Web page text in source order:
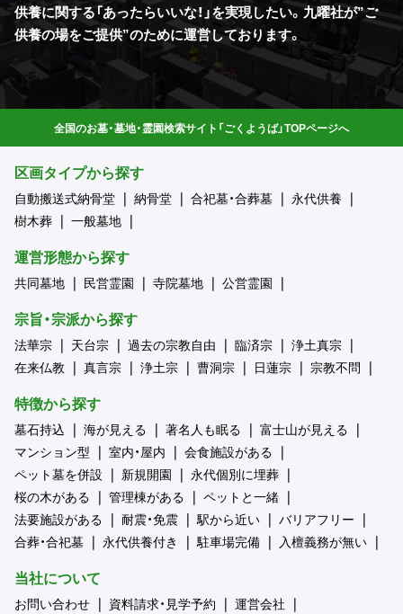
供養に関する「あったらいいな！」を実現したい。九曜社が”ご
供養の場をご提供”のために運営しております。
全国のお墓・墓地・霊園検索サイト「ごくようば」TOPページへ
区画タイプから探す
自動搬送式納骨堂 納骨堂 合祀墓・合葬墓
永代供養
樹木葬
一般墓地
運営形態から探す
共同墓地 民営霊園 寺院墓地 公営霊園
宗旨・宗派から探す
法華宗 天台宗 過去の宗教自由 臨済宗
浄土真宗
在来仏教
真言宗 浄土宗 曹洞宗 日蓮宗 宗教不問
特徴から探す
墓石持込 海が見える 著名人も眠る
富士山が見える
マンション型
室内・屋内
会食施設がある
ペット墓を併設
新規開園
永代個別に埋葬
桜の木がある
管理棟がある
ペットと一緒
法要施設がある
耐震・免震 駅から近い
バリアフリー
合葬・合祀墓
永代供養付き 駐車場完備 入檀義務が無い
当社について
お問い合わせ 資料請求・見学予約 運営会社